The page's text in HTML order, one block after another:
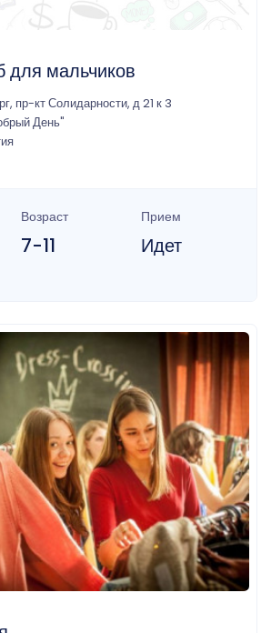
для мальчиков
пр-кт Солидарности, д 21 к 3
День"
Возраст
7-11
Прием
Идет